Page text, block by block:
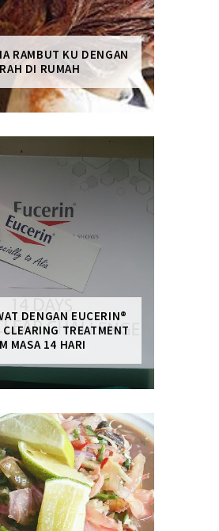
RAMBUT KU DENGAN
DI RUMAH
DENGAN EUCERIN®
TREATMENT
MASA 14 HARI